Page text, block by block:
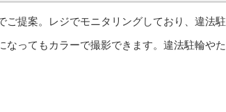
提案。レジでモニタリングしており、違法駐
ってもカラーで撮影できます。違法駐輪やた